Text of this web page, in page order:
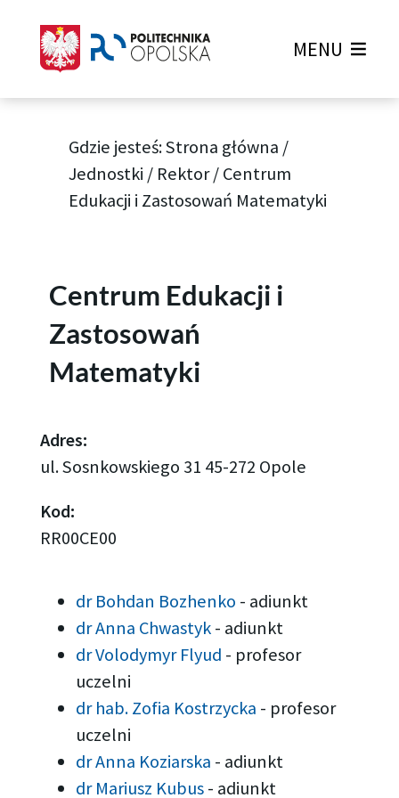
MENU
Gdzie jesteś:Strona główna /
Jednostki / Rektor/Centrum
Edukacji i Zastosowań Matematyki
Centrum Edukacji i
Zastosowań
Matematyki
Adres:
ul. Sosnkowskiego 31 45-272 Opole
Kod:
RR00CE00
dr Bohdan Bozhenko - adiunkt
dr Anna Chwastyk- adiunkt
dr Volodymyr Flyud - profesor
uczelni
dr hab. Zofia Kostrzycka - profesor
uczelni
dr Anna Koziarska - adiunkt
dr Mariusz Kubus- adiunkt